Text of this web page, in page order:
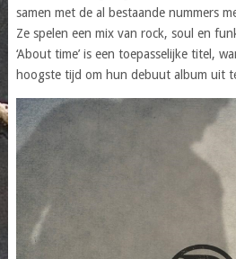
samen met de al bestaande nummers
Ze spelen een mix van rock, soul en
‘About time’ is een toepasselijke titel,
hoogste tijd om hun debuut album uit